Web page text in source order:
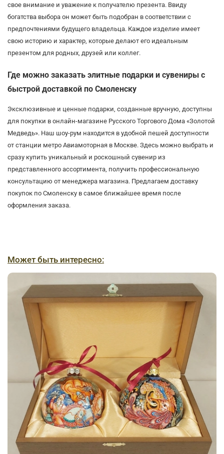
свое внимание и уважение к получателю презента. Ввиду
богатства выбора он может быть подобран в соответствии с
предпочтениями будущего владельца. Каждое изделие имеет
свою историю и характер, которые делают его идеальным
презентом для родных, друзей или коллег.
Где можно заказать элитные подарки и сувениры с
быстрой доставкой по Смоленску
Эксклюзивные и ценные подарки, созданные вручную, доступны
для покупки в онлайн-магазине Русского Торгового Дома «Золотой
Медведь». Наш шоу-рум находится в удобной пешей доступности
от станции метро Авиамоторная в Москве. Здесь можно выбрать и
сразу купить уникальный и роскошный сувенир из
представленного ассортимента, получить профессиональную
консультацию от менеджера магазина. Предлагаем доставку
покупок по Смоленску в самое ближайшее время после
оформления заказа.
Может быть интересно: